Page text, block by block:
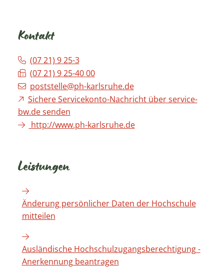
Kontakt
(07 21) 9 25-3
(07 21) 9 25-40 00
poststelle@ph-karlsruhe.de
Sichere Servicekonto-Nachricht über service-
bw.de senden
http://www.ph-karlsruhe.de
Leistungen
Änderung persönlicher Daten der Hochschule
mitteilen
Ausländische Hochschulzugangsberechtigung -
Anerkennung beantragen